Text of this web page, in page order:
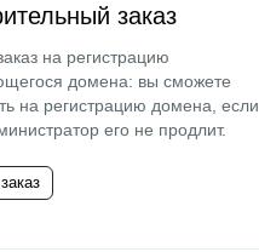
заказ
на регистрацию
домена: вы сможете
на регистрацию домена, если
его не продлит.